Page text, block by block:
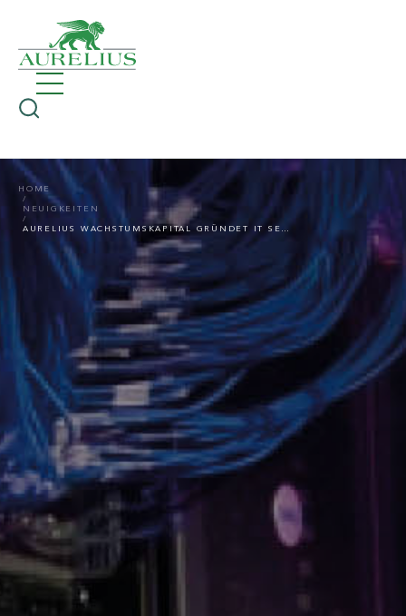
HOME
NEUIGKEITEN
AURELIUS WACHSTUMSKAPITAL GRÜNDET IT SERVICES-GRUPPE CONNEXTA UND ERWIRBT IT SECURITY-SPEZIALISTEN NEAM IT-SERVICES GMBH